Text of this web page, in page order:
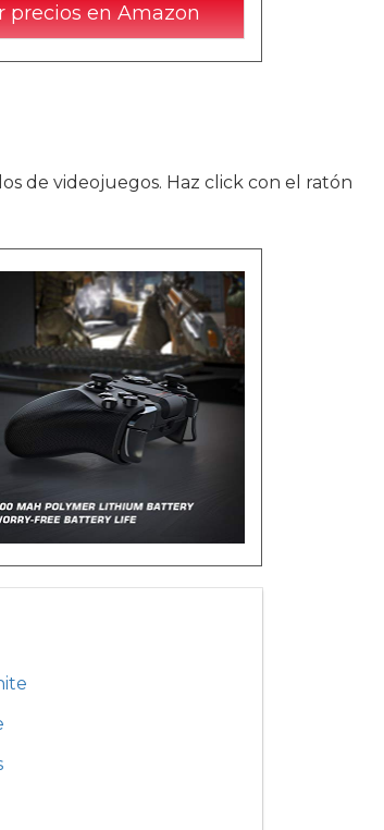
precios en Amazon
de videojuegos. Haz click con el ratón